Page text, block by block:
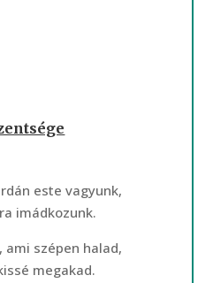
este vagyunk,
imádkozunk.
ami szépen halad,
megakad.